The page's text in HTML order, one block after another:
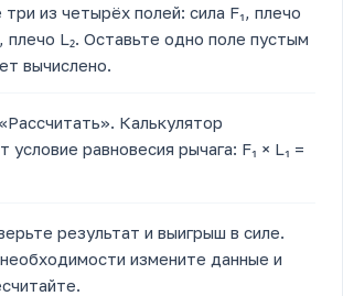
три из четырёх полей: сила F₁, плечо
плечо L₂. Оставьте одно поле пустым
вычислено.
Калькулятор
условие равновесия рычага: F₁ × L₁ =
результат и выигрыш в силе.
измените данные и